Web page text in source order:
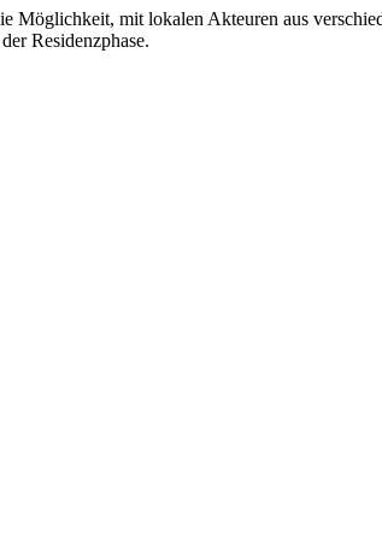
Möglichkeit, mit lokalen Akteuren aus
Residenzphase.